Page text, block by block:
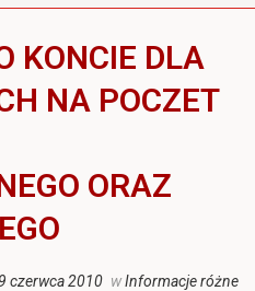
KONCIE DLA
NA POCZET
ORAZ
9 czerwca 2010 wInformacje różne